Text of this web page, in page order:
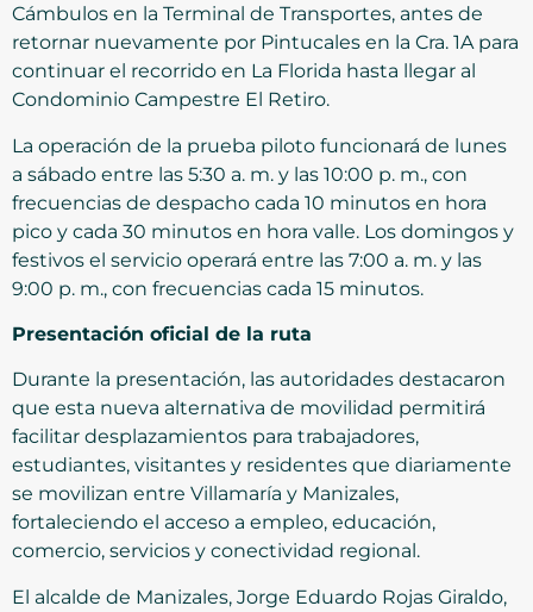
Cámbulos en la Terminal de Transportes, antes de
retornar nuevamente por Pintucales en la Cra. 1A para
continuar el recorrido en La Florida hasta llegar al
Condominio Campestre El Retiro.
La operación de la prueba piloto funcionará de lunes
a sábado entre las 5:30 a. m. y las 10:00 p. m., con
frecuencias de despacho cada 10 minutos en hora
pico y cada 30 minutos en hora valle. Los domingos y
festivos el servicio operará entre las 7:00 a. m. y las
9:00 p. m., con frecuencias cada 15 minutos.
Presentación oficial de la ruta
Durante la presentación, las autoridades destacaron
que esta nueva alternativa de movilidad permitirá
facilitar desplazamientos para trabajadores,
estudiantes, visitantes y residentes que diariamente
se movilizan entre Villamaría y Manizales,
fortaleciendo el acceso a empleo, educación,
comercio, servicios y conectividad regional.
El alcalde de Manizales, Jorge Eduardo Rojas Giraldo,